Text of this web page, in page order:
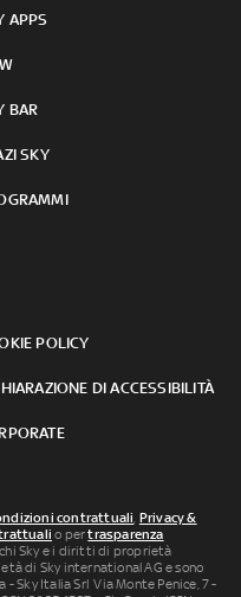
APPS
BAR
SKY
POLICY
DI ACCESSIBILITÀ
contrattuali, Privacy &
o pertrasparenza
Sky e i diritti di proprietà
di Sky international AG e sono
Sky Italia Srl Via Monte Penice, 7 -